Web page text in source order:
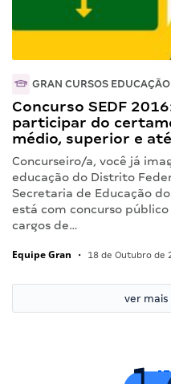
GRAN CURSOS EDUCAÇÃO
Concurso SEDF
participar do
médio, superior e
Concurseiro/a, você já
educação do Distrito
Secretaria de Educação do
está com concurso
cargos de…
Equipe Gran • 18 de Outubro de
ver